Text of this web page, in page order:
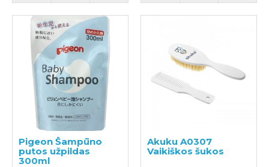
Pigeon Šampūno
putos užpildas
300ml
Akuku A0307
Vaikiškos šukos